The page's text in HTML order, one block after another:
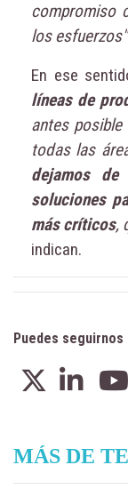
compromiso
los
En ese
líneas de
antes
todas las
dejamos de
soluciones
más críticos,
indican.
Puedes seguirnos
MÁS DE